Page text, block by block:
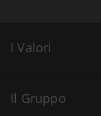
I Valori
Il Gruppo